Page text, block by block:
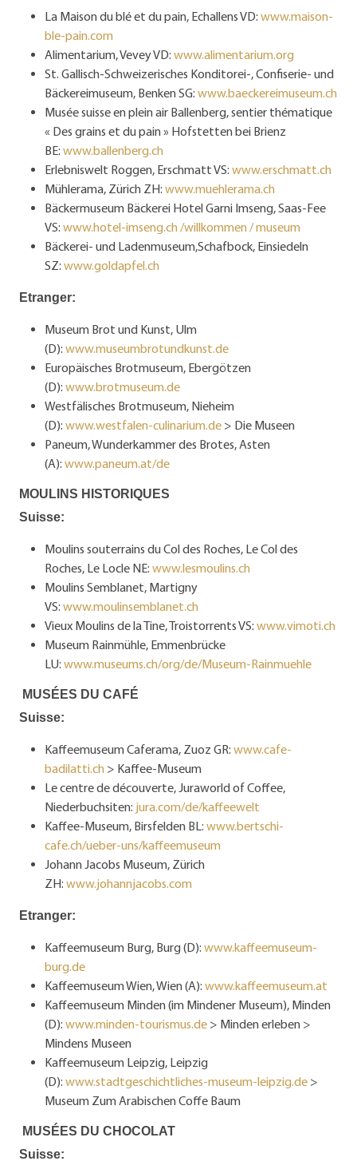
La Maison du blé et du pain, Echallens VD: www.maison-
ble-pain.com
Alimentarium, Vevey VD: www.alimentarium.org
St. Gallisch-Schweizerisches Konditorei-, Confiserie- und
Bäckereimuseum, Benken SG: www.baeckereimuseum.ch
Musée suisse en plein air Ballenberg, sentier thématique
« Des grains et du pain » Hofstetten bei Brienz
BE: www.ballenberg.ch
Erlebniswelt Roggen, Erschmatt VS: www.erschmatt.ch
Mühlerama, Zürich ZH: www.muehlerama.ch
Bäckermuseum Bäckerei Hotel Garni Imseng, Saas-Fee
VS: www.hotel-imseng.ch /willkommen / museum
Bäckerei- und Ladenmuseum,Schafbock, Einsiedeln
SZ: www.goldapfel.ch
Etranger:
Museum Brot und Kunst, Ulm
(D): www.museumbrotundkunst.de
Europäisches Brotmuseum, Ebergötzen
(D): www.brotmuseum.de
Westfälisches Brotmuseum, Nieheim
(D): www.westfalen-culinarium.de > Die Museen
Paneum, Wunderkammer des Brotes, Asten
(A): www.paneum.at/de
MOULINS HISTORIQUES
Suisse:
Moulins souterrains du Col des Roches, Le Col des
Roches, Le Locle NE: www.lesmoulins.ch
Moulins Semblanet, Martigny
VS: www.moulinsemblanet.ch
Vieux Moulins de la Tine, Troistorrents VS: www.vimoti.ch
Museum Rainmühle, Emmenbrücke
LU: www.museums.ch/org/de/Museum-Rainmuehle
MUSÉES DU CAFÉ
Suisse:
Kaffeemuseum Caferama, Zuoz GR: www.cafe-
badilatti.ch > Kaffee-Museum
Le centre de découverte, Juraworld of Coffee,
Niederbuchsiten: jura.com/de/kaffeewelt
Kaffee-Museum, Birsfelden BL: www.bertschi-
cafe.ch/ueber-uns/kaffeemuseum
Johann Jacobs Museum, Zürich
ZH: www.johannjacobs.com
Etranger:
Kaffeemuseum Burg, Burg (D): www.kaffeemuseum-
burg.de
Kaffeemuseum Wien, Wien (A): www.kaffeemuseum.at
Kaffeemuseum Minden (im Mindener Museum), Minden
(D): www.minden-tourismus.de > Min­den erleben >
Mindens Museen
Kaffeemuseum Leipzig, Leipzig
(D): www.stadtgeschichtliches-museum-leipzig.de >
Museum Zum Arabischen Coffe Baum
MUSÉES DU CHOCOLAT
Suisse: